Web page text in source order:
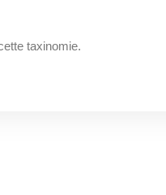
taxinomie.